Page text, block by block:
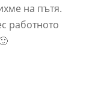
на пътя.
работното